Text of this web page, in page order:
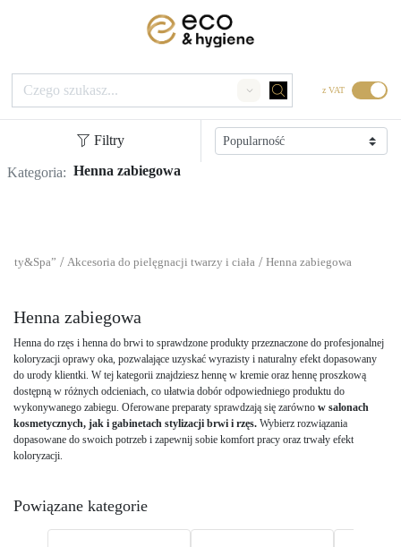
z VAT
Filtry
Kategoria: Henna zabiegowa
Henna zabiegowa
/
Akcesoria do pielęgnacji twarzy i ciała
/
Henna zabiegowa
Henna do rzęs i henna do brwi to sprawdzone produkty przeznaczone do profesjonalnej
koloryzacji oprawy oka, pozwalające uzyskać wyrazisty i naturalny efekt dopasowany
do urody klientki. W tej kategorii znajdziesz hennę w kremie oraz hennę proszkową
dostępną w różnych odcieniach, co ułatwia dobór odpowiedniego produktu do
wykonywanego zabiegu. Oferowane preparaty sprawdzają się zarówno w salonach
kosmetycznych, jak i gabinetach stylizacji brwi i rzęs. Wybierz rozwiązania
dopasowane do swoich potrzeb i zapewnij sobie komfort pracy oraz trwały efekt
koloryzacji.
Powiązane kategorie